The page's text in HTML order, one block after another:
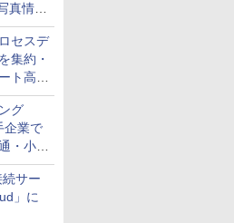
情報
セスデ
集約・
ト高速
グ
企業で
・小売
が実装
サー
」に